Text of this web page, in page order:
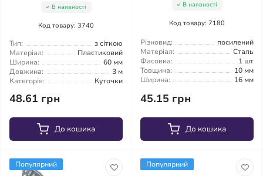
В наявності
Код товару: 3740
Тип:
з сіткою
Матеріал:
Пластиковий
Ширина:
60 мм
Довжина:
3 м
Категорія:
Куточки
48.61 грн
До кошика
В наявності
Код товару: 7180
Різновид:
посилений
Матеріал:
Сталь
Фасовка:
1 шт
Товщина:
10 мм
Ширина:
16 мм
45.15 грн
До кошика
Популярний Популярний